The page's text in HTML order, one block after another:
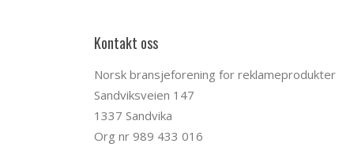
Kontakt oss
Norsk bransjeforening for reklameprodukter
Sandviksveien 147
1337 Sandvika
Org nr 989 433 016